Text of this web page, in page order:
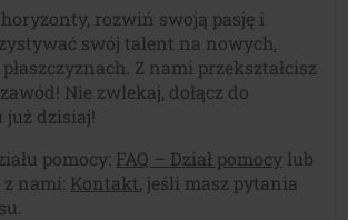
rozwiń swoją pasję i
swój talent na nowych,
Z nami przekształcisz
Nie zwlekaj, dołącz do
już dzisiaj!
pomocy: FAQ – Dział pomocy lub
nami: Kontakt, jeśli masz pytania